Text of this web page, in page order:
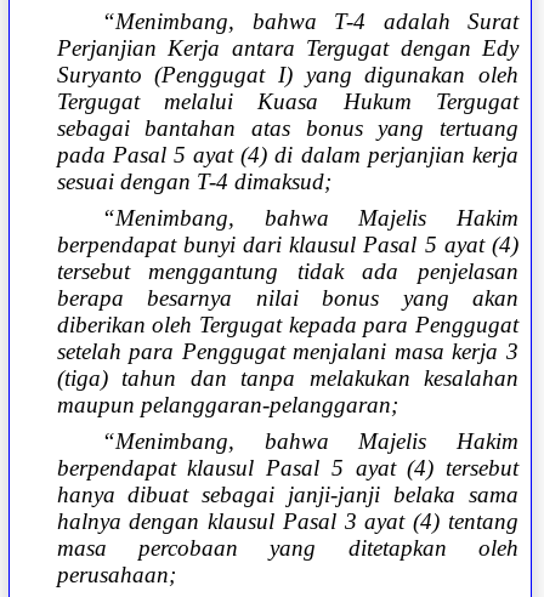
“Menimbang, bahwa T-4 adalah Surat
Perjanjian Kerja antara Tergugat dengan Edy
Suryanto (Penggugat I) yang digunakan oleh
Tergugat melalui Kuasa Hukum Tergugat
sebagai bantahan atas bonus yang tertuang
pada Pasal 5 ayat (4) di dalam perjanjian kerja
sesuai dengan T-4 dimaksud;
“Menimbang, bahwa Majelis Hakim
berpendapat bunyi dari klausul Pasal 5 ayat (4)
tersebut menggantung tidak ada penjelasan
berapa besarnya nilai bonus yang akan
diberikan oleh Tergugat kepada para Penggugat
setelah para Penggugat menjalani masa kerja 3
(tiga) tahun dan tanpa melakukan kesalahan
maupun pelanggaran-pelanggaran;
“Menimbang, bahwa Majelis Hakim
berpendapat klausul Pasal 5 ayat (4) tersebut
hanya dibuat sebagai janji-janji belaka sama
halnya dengan klausul Pasal 3 ayat (4) tentang
masa percobaan yang ditetapkan oleh
perusahaan;